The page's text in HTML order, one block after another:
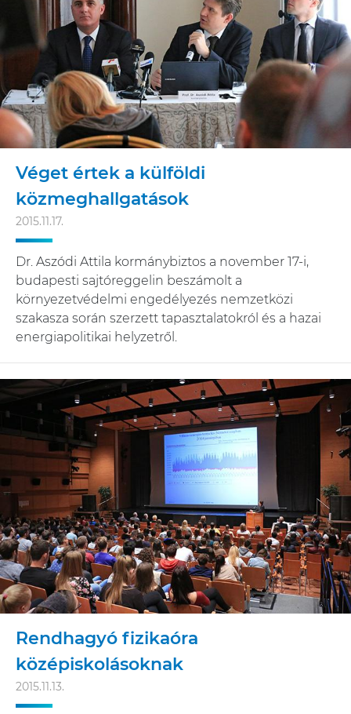
Véget értek a külföldi
közmeghallgatások
2015.11.17.
Dr. Aszódi Attila kormánybiztos a november 17-i,
budapesti sajtóreggelin beszámolt a
környezetvédelmi engedélyezés nemzetközi
szakasza során szerzett tapasztalatokról és a hazai
energiapolitikai helyzetről.
Rendhagyó fizikaóra
középiskolásoknak
2015.11.13.